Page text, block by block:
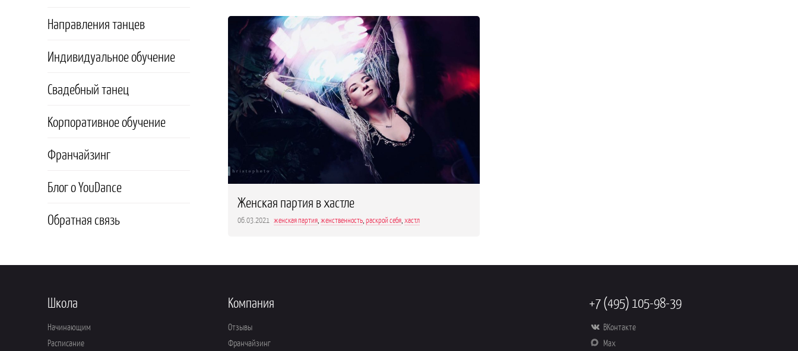
Направления танцев
Индивидуальное обучение
Свадебный танец
Корпоративное обучение
Франчайзинг
Блог о YouDance
Обратная связь
Женская партия в хастле
06.03.2021 женская партия женственность раскрой себя хастл
Школа
Начинающим
Расписание
Компания
Отзывы
Франчайзинг
+7 (495) 105-98-39
ВКонтакте
Max